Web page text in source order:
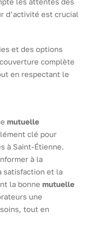
d’activité est crucial
et des options
complète
en respectant le
mutuelle
clé pour
à Saint-Étienne.
à la
satisfaction et la
la bonne mutuelle
une
tout en